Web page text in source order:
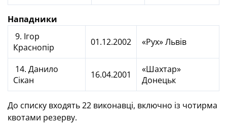
Нападники
9. Ігор
Краснопір
01.12.2002 «Рух» Львів
14. Данило
Сікан
16.04.2001
«Шахтар»
Донецьк
До списку входять 22 виконавці, включно із чотирма
квотами резерву.